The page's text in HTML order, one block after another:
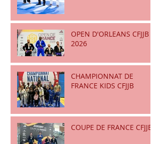
OPEN D'ORLEANS CFJJB
2026
CHAMPIONNAT DE
FRANCE KIDS CFJJB
COUPE DE FRANCE CFJJB